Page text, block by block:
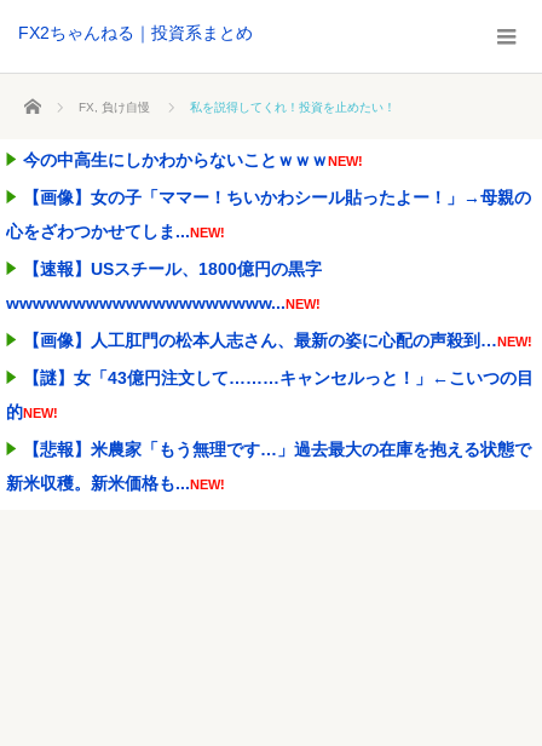
FX2ちゃんねる｜投資系まとめ
ホーム FX 負け自慢 私を説得してくれ！投資を止めたい！
今の中高生にしかわからないことｗｗｗNEW!
【画像】女の子「ママー！ちいかわシール貼ったよー！」→母親の
心をざわつかせてしま...NEW!
【速報】USスチール、1800億円の黒字
wwwwwwwwwwwwwwwwwwww...NEW!
【画像】人工肛門の松本人志さん、最新の姿に心配の声殺到…NEW!
【謎】女「43億円注文して………キャンセルっと！」←こいつの目
的NEW!
【悲報】米農家「もう無理です…」過去最大の在庫を抱える状態で
新米収穫。新米価格も...NEW!